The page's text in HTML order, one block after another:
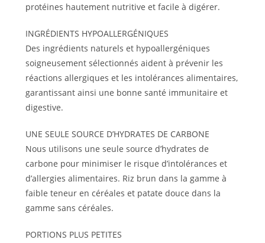
protéines hautement nutritive et facile à digérer.
INGRÉDIENTS HYPOALLERGÉNIQUES
Des ingrédients naturels et hypoallergéniques
soigneusement sélectionnés aident à prévenir les
réactions allergiques et les intolérances alimentaires,
garantissant ainsi une bonne santé immunitaire et
digestive.
UNE SEULE SOURCE D’HYDRATES DE CARBONE
Nous utilisons une seule source d’hydrates de
carbone pour minimiser le risque d’intolérances et
d’allergies alimentaires. Riz brun dans la gamme à
faible teneur en céréales et patate douce dans la
gamme sans céréales.
PORTIONS PLUS PETITES